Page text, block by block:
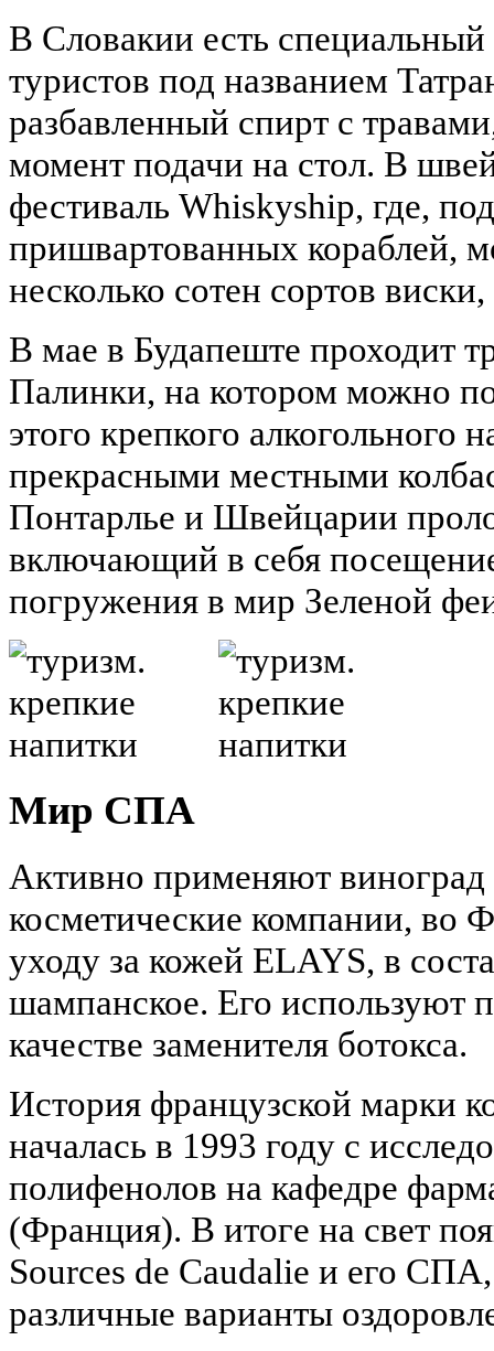
В Словакии есть
туристов под названием
разбавленный спирт с
момент подачи на стол. В
фестиваль Whiskyship, где,
пришвартованных кораблей,
несколько сотен сортов
В мае в Будапеште проходит
Палинки, на котором можно
этого крепкого алкогольного
прекрасными местными
Понтарлье и Швейцарии
включающий в себя
погружения в мир Зеленой
Мир СПА
Активно применяют виноград
косметические компании, во
уходу за кожей ELAYS, в
шампанское. Его используют
качестве заменителя ботокса.
История французской марки
началась в 1993 году с
полифенолов на кафедре
(Франция). В итоге на свет
Sources de Caudalie и его
различные варианты